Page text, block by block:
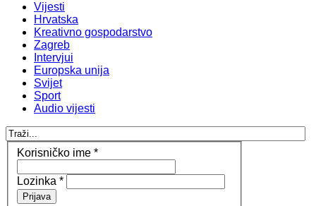
Vijesti
Hrvatska
Kreativno gospodarstvo
Zagreb
Intervjui
Europska unija
Svijet
Sport
Audio vijesti
Korisničko ime *
Lozinka *
Prijava